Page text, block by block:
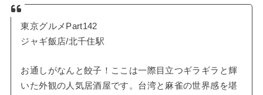
東京グルメPart142
ジャギ飯店/北千住駅
お通しがなんと餃子！ここは一際目立つギラギラと輝
いた外観の人気居酒屋です。台湾と麻雀の世界感を堪